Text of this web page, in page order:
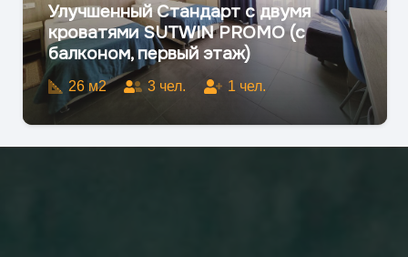
Улучшенный Стандарт с двумя
кроватями SUTWIN (с балконом)
26 м2 2 чел. 1 чел.